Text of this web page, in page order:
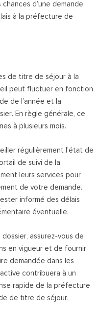
d’une demande
à la préfecture de
de titre de séjour à la
peut fluctuer en fonction
de l’année et la
En règle générale, ce
à plusieurs mois.
régulièrement l’état de
de suivi de la
leurs services pour
de votre demande.
informé des délais
éventuelle.
assurez-vous de
en vigueur et de fournir
demandée dans les
contribuera à un
rapide de la préfecture
de titre de séjour.